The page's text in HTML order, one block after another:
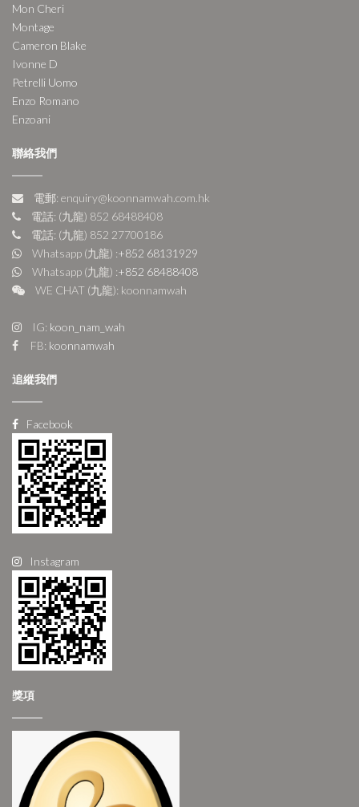
Mon Cheri
Montage
Cameron Blake
Ivonne D
Petrelli Uomo
Enzo Romano
Enzoani
聯絡我們
電郵: enquiry@koonnamwah.com.hk
電話: (九龍) 852 68488408
電話: (九龍) 852 27700186
Whatsapp (九龍) :+852 68131929
Whatsapp (九龍) :+852 68488408
WE CHAT (九龍): koonnamwah
IG: koon_nam_wah
FB: koonnamwah
追縱我們
Facebook
Instagram
獎項